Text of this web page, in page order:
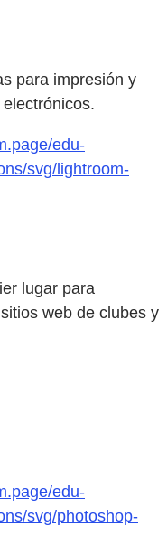
para impresión y
edu-
svg/lightroom-
lugar para
web de clubes y
edu-
svg/photoshop-